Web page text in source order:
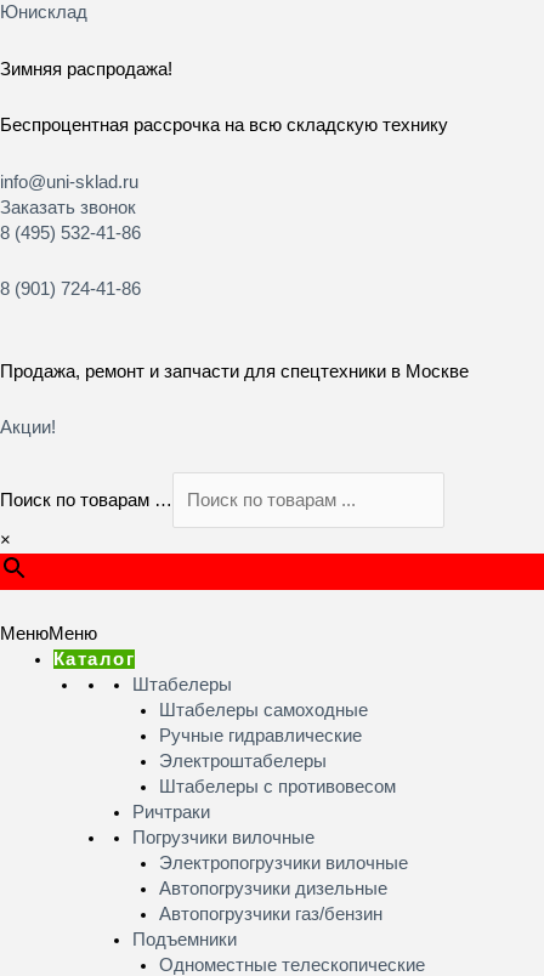
Перейти
содержимому
Юнисклад
Зимняя распродажа!
Беспроцентная рассрочка на всю складскую технику
info@uni-sklad.ru
Заказать звонок
8 (495) 532-41-86
8 (901) 724-41-86
Продажа, ремонт и запчасти для спецтехники в Москве
Акции!
Поиск по товарам …
×
МенюМеню
Каталог
Штабелеры
Штабелеры самоходные
Ручные гидравлические
Электроштабелеры
Штабелеры с противовесом
Ричтраки
Погрузчики вилочные
Электропогрузчики вилочные
Автопогрузчики дизельные
Автопогрузчики газ/бензин
Подъемники
Одноместные телескопические